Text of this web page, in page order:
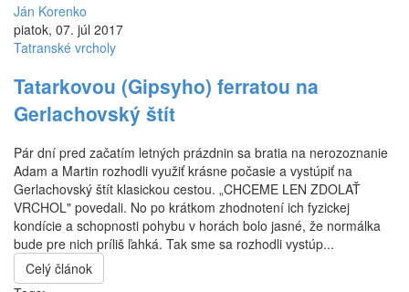
Ján Korenko
piatok, 07. júl 2017
Tatranské vrcholy
Tatarkovou (Gipsyho) ferratou na
Gerlachovský štít
Pár dní pred začatím letných prázdnin sa bratia na nerozoznanie
Adam a Martin rozhodli využiť krásne počasie a vystúpiť na
Gerlachovský štít klasickou cestou. „CHCEME LEN ZDOLAŤ
VRCHOL" povedali. No po krátkom zhodnotení ich fyzickej
kondície a schopnosti pohybu v horách bolo jasné, že normálka
bude pre nich príliš ľahká. Tak sme sa rozhodli vystúp...
Celý článok